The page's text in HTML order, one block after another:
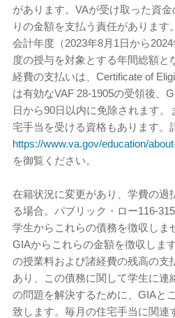
があります。VAが受け取った資
りの金額を支払う責任があります
会計年度（2023年8月1日から
度の授与を対象とする年間総額と
経費の支払いは、Certificate of
は有効なVAF 28-1905の受領後、
日から90日以内に免除されます
宅手当を受ける資格もあります。
https://www.va.gov/education/
を御覧ください。
在籍状況に変更があり、学費の過
る場合。パブリック・ロー116-
学生からこれらの債務を徴収しま
GIAからこれらの金額を徴収しま
の授業料および諸経費の残高の支
あり、この債務に関して学生に連
の問題を解決するために、GIAと
致します。毎月の住宅手当に関連